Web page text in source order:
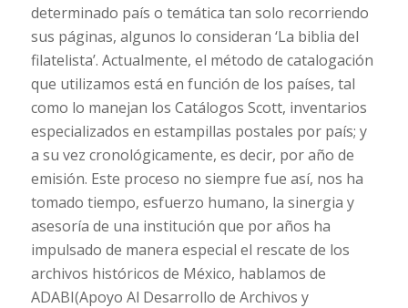
determinado país o temática tan solo recorriendo
sus páginas, algunos lo consideran ‘La biblia del
filatelista’. Actualmente, el método de catalogación
que utilizamos está en función de los países, tal
como lo manejan los Catálogos Scott, inventarios
especializados en estampillas postales por país; y
a su vez cronológicamente, es decir, por año de
emisión. Este proceso no siempre fue así, nos ha
tomado tiempo, esfuerzo humano, la sinergia y
asesoría de una institución que por años ha
impulsado de manera especial el rescate de los
archivos históricos de México, hablamos de
ADABI(Apoyo Al Desarrollo de Archivos y